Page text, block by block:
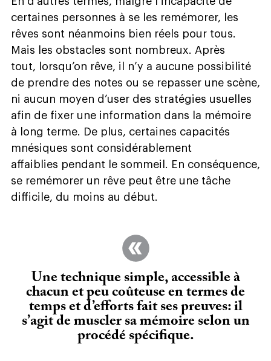
certaines personnes à se les remémorer, les
rêves sont néanmoins bien réels pour tous.
Mais les obstacles sont nombreux. Après
tout, lorsqu’on rêve, il n’y a aucune possibilité
de prendre des notes ou se repasser une scène,
ni aucun moyen d’user des stratégies usuelles
afin de fixer une information dans la mémoire
à long terme. De plus, certaines capacités
mnésiques sont considérablement
affaiblies pendant le sommeil. En conséquence,
se remémorer un rêve peut être une tâche
difficile, du moins au début.
Une technique simple, accessible à
chacun et peu coûteuse en termes de
temps et d’efforts fait ses preuves: il
s’agit de muscler sa mémoire selon un
procédé spécifique.